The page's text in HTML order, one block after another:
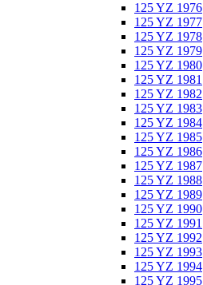
125 YZ 1976
125 YZ 1977
125 YZ 1978
125 YZ 1979
125 YZ 1980
125 YZ 1981
125 YZ 1982
125 YZ 1983
125 YZ 1984
125 YZ 1985
125 YZ 1986
125 YZ 1987
125 YZ 1988
125 YZ 1989
125 YZ 1990
125 YZ 1991
125 YZ 1992
125 YZ 1993
125 YZ 1994
125 YZ 1995